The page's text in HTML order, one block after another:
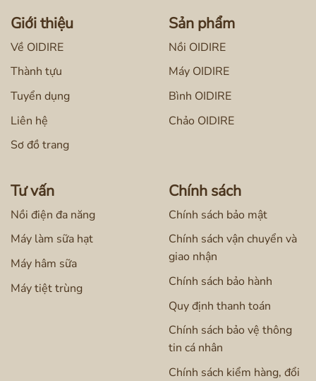
Giới thiệu
Về OIDIRE
Thành tựu
Tuyển dụng
Liên hệ
Sơ đồ trang
Sản phẩm
Nồi OIDIRE
Máy OIDIRE
Bình OIDIRE
Chảo OIDIRE
Tư vấn
Nồi điện đa năng
Máy làm sữa hạt
Máy hâm sữa
Máy tiệt trùng
Chính sách
Chính sách bảo mật
Chính sách vận chuyển và
giao nhận
Chính sách bảo hành
Quy định thanh toán
Chính sách bảo vệ thông
tin cá nhân
Chính sách kiểm hàng, đổi